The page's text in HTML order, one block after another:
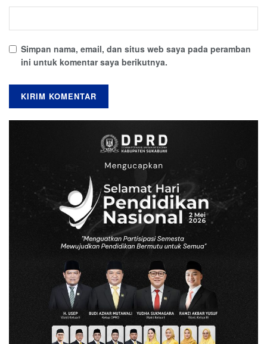
Simpan nama, email, dan situs web saya pada peramban
ini untuk komentar saya berikutnya.